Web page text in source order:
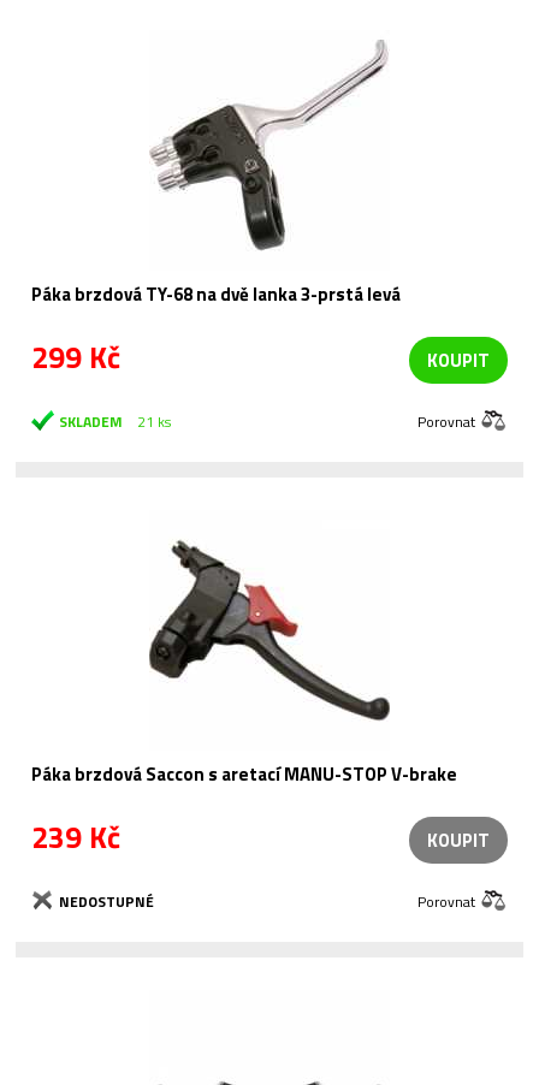
Páka brzdová TY-68 na dvě lanka 3-prstá levá
299 Kč KOUPIT
SKLADEM 21 ks Porovnat
Páka brzdová Saccon s aretací MANU-STOP V-brake
239 Kč KOUPIT
NEDOSTUPNÉ Porovnat